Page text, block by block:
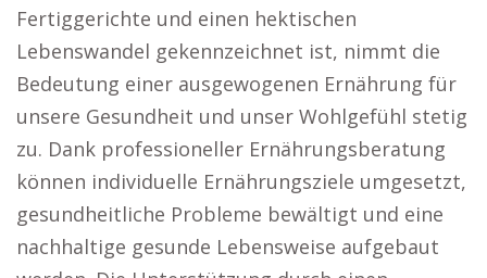
Fertiggerichte und einen hektischen
Lebenswandel gekennzeichnet ist, nimmt die
Bedeutung einer ausgewogenen Ernährung für
unsere Gesundheit und unser Wohlgefühl stetig
zu. Dank professioneller Ernährungsberatung
können individuelle Ernährungsziele umgesetzt,
gesundheitliche Probleme bewältigt und eine
nachhaltige gesunde Lebensweise aufgebaut